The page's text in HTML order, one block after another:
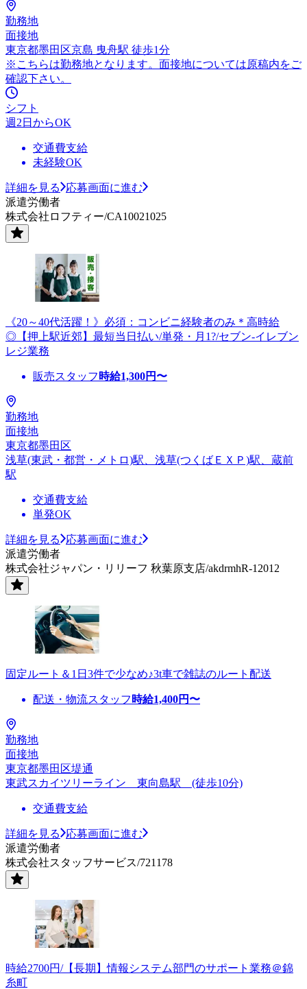
勤務地
面接地
東京都墨田区京島 曳舟駅 徒歩1分
※こちらは勤務地となります。面接地については原稿内をご
確認下さい。
シフト
週2日からOK
交通費支給
未経験OK
詳細を見る
応募画面に進む
派遣労働者
株式会社ロフティー/CA10021025
《20～40代活躍！》必須：コンビニ経験者のみ＊高時給
◎【押上駅近郊】最短当日払い/単発・月1?/セブン-イレブン
レジ業務
販売スタッフ 時給1,300円〜
勤務地
面接地
東京都墨田区
浅草(東武・都営・メトロ)駅、浅草(つくばＥＸＰ)駅、蔵前
駅
交通費支給
単発OK
詳細を見る
応募画面に進む
派遣労働者
株式会社ジャパン・リリーフ 秋葉原支店/akdrmhR-12012
固定ルート＆1日3件で少なめ♪3t車で雑誌のルート配送
配送・物流スタッフ 時給1,400円〜
勤務地
面接地
東京都墨田区堤通
東武スカイツリーライン 東向島駅 (徒歩10分)
交通費支給
詳細を見る
応募画面に進む
派遣労働者
株式会社スタッフサービス/721178
時給2700円/【長期】情報システム部門のサポート業務＠錦
糸町